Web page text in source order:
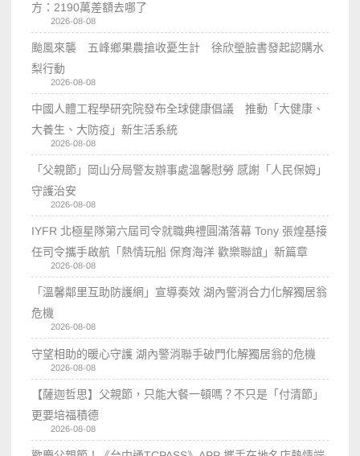
方：2190萬差額去哪了
2026-08-08
颱風來襲 五峰鄉果農搶收憂生計 徐欣瑩臉書發起認購水
梨行動
2026-08-08
中國人體工程學研究院發布全球健康倡議 推動「大健康、
大養生、大防疫」新生活系統
2026-08-08
「父親節」岡山分局警友辦事處溫馨慰勞 感謝「人民保姆」
守護治安
2026-08-08
IYFR 北極星隊第六屆司令就職典禮圓滿落幕 Tony 張煌基接
任司令攜手啟航「熱情玩船 保育海洋 歡樂聯誼」新篇章
2026-08-08
「溫馨鄰里互助防護網」宣導奏效 湖內警消合力化解獨居翁
危機
2026-08-08
守望相助的暖心守護 湖內警消聯手破門化解獨居翁的危機
2026-08-08
【薩迦哲思】父親節，只能大餐一頓嗎？不只是「付清節」
更要培福積德
2026-08-08